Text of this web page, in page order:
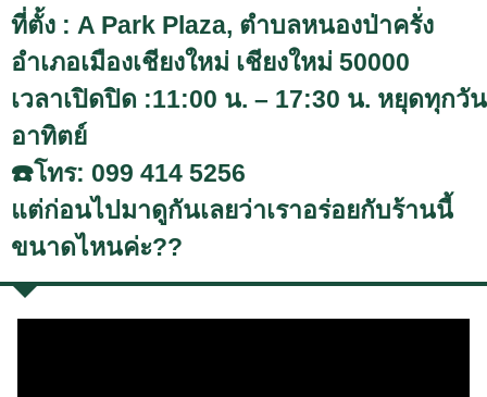
ที่ตั้ง : A Park Plaza, ตำบลหนองป่าครั่ง
อำเภอเมืองเชียงใหม่ เชียงใหม่ 50000
เวลาเปิดปิด :11:00 น. – 17:30 น. หยุดทุกวัน
อาทิตย์
☎️โทร: 099 414 5256
แต่ก่อนไปมาดูกันเลยว่าเราอร่อยกับร้านนี้
ขนาดไหนค่ะ??